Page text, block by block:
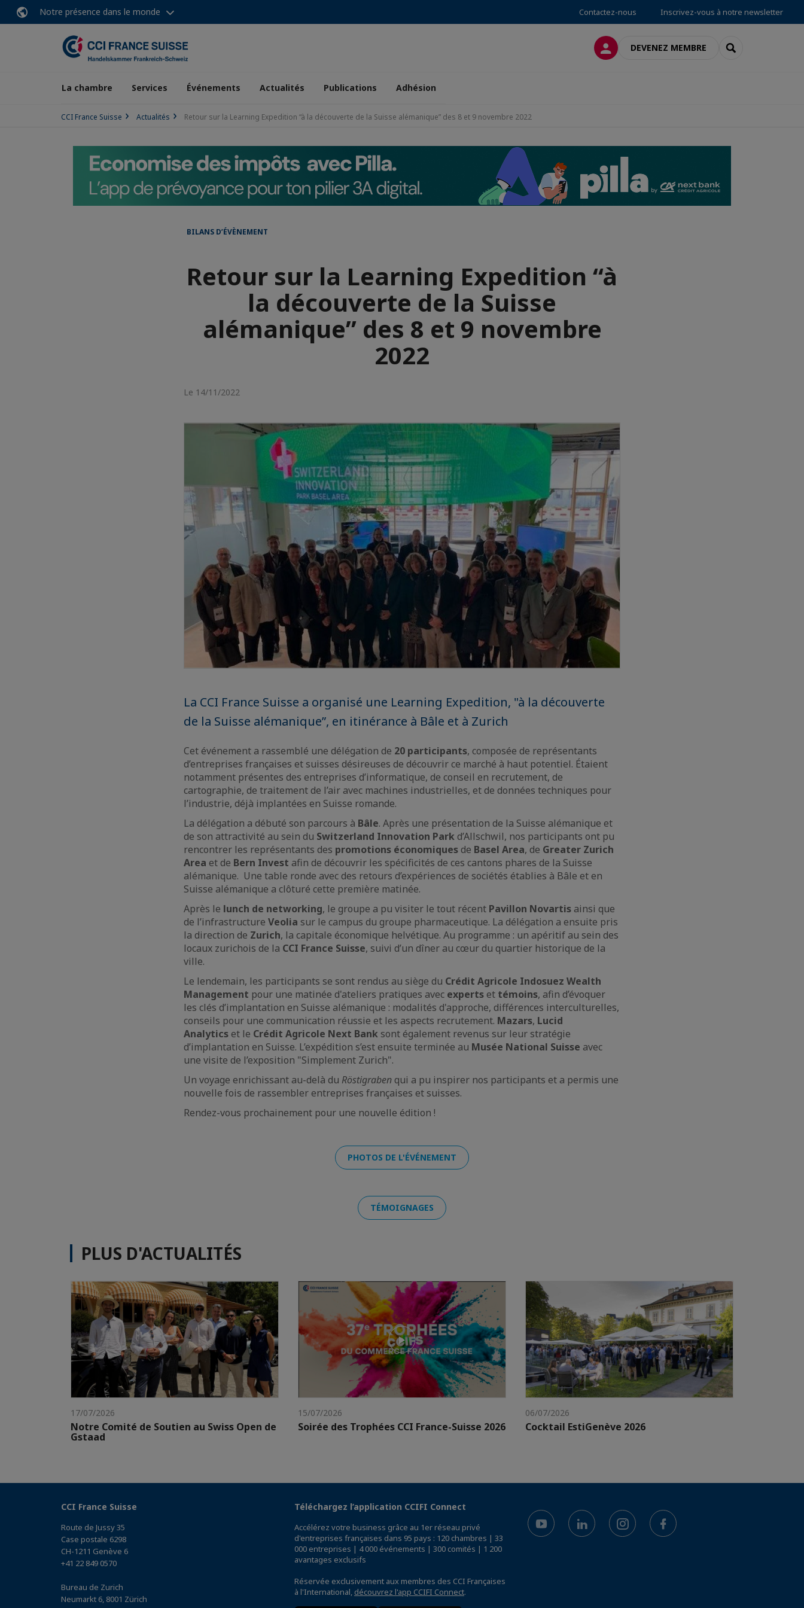
Notre présence dans le monde Contactez-nous Inscrivez-vous à notre newsletter
CONNEXIONDEVENEZ MEMBRE RECHERCHER
La chambre Services Événements Actualités Publications Adhésion
CCI France Suisse Actualités Retour sur la Learning Expedition “à la découverte de la Suisse alémanique” des 8 et 9 novembre 2022
BILANS D’ÉVÈNEMENT
Retour sur la Learning Expedition “à
la découverte de la Suisse
alémanique” des 8 et 9 novembre
2022
Le 14/11/2022
La CCI France Suisse a organisé une Learning Expedition, "à la découverte
de la Suisse alémanique”, en itinérance à Bâle et à Zurich
Cet événement a rassemblé une délégation de 20 participants, composée de représentants
d’entreprises françaises et suisses désireuses de découvrir ce marché à haut potentiel. Étaient
notamment présentes des entreprises d’informatique, de conseil en recrutement, de
cartographie, de traitement de l’air avec machines industrielles, et de données techniques pour
l’industrie, déjà implantées en Suisse romande.
La délégation a débuté son parcours à Bâle. Après une présentation de la Suisse alémanique et
de son attractivité au sein du Switzerland Innovation Parkd’Allschwil, nos participants ont pu
rencontrer les représentants des promotions économiquesde Basel Area, de Greater Zurich
Area et de Bern Invest afin de découvrir les spécificités de ces cantons phares de la Suisse
alémanique. Une table ronde avec des retours d’expériences de sociétés établies à Bâle et en
Suisse alémanique a clôturé cette première matinée.
Après le lunch de networking, le groupe a pu visiter le tout récent Pavillon Novartis ainsi que
de l’infrastructure Veolia sur le campus du groupe pharmaceutique. La délégation a ensuite pris
la direction de Zurich, la capitale économique helvétique. Au programme : un apéritif au sein des
locaux zurichois de la CCI France Suisse, suivi d’un dîner au cœur du quartier historique de la
ville.
Le lendemain, les participants se sont rendus au siège du Crédit Agricole Indosuez Wealth
Management pour une matinée d'ateliers pratiques avec experts et témoins, afin d’évoquer
les clés d’implantation en Suisse alémanique : modalités d'approche, différences interculturelles,
conseils pour une communication réussie et les aspects recrutement. Mazars, Lucid
Analytics et le Crédit Agricole Next Bank sont également revenus sur leur stratégie
d’implantation en Suisse. L’expédition s’est ensuite terminée au Musée National Suisse avec
une visite de l’exposition "Simplement Zurich".
Un voyage enrichissant au-delà du Röstigrabenqui a pu inspirer nos participants et a permis une
nouvelle fois de rassembler entreprises françaises et suisses.
Rendez-vous prochainement pour une nouvelle édition !
PHOTOS DE L'ÉVÉNEMENT
TÉMOIGNAGES
PLUS D'ACTUALITÉS
17/07/2026
Notre Comité de Soutien au Swiss Open de
Gstaad
15/07/2026
Soirée des Trophées CCI France-Suisse 2026
06/07/2026
Cocktail EstiGenève 2026
CCI France Suisse
Route de Jussy 35
Case postale 6298
CH-1211 Genève 6
+41 22 849 0570
Bureau de Zurich
Neumarkt 6, 8001 Zürich
Téléchargez l’application CCIFI Connect
Accélérez votre business grâce au 1er réseau privé
d'entreprises françaises dans 95 pays : 120 chambres | 33
000 entreprises | 4 000 événements | 300 comités | 1 200
avantages exclusifs
Réservée exclusivement aux membres des CCI Françaises
à l'International, découvrez l'app CCIFI Connect.